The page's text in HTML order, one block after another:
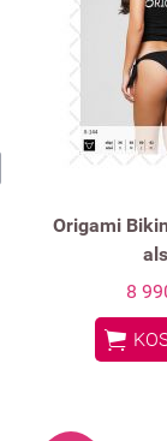
Origami
8
